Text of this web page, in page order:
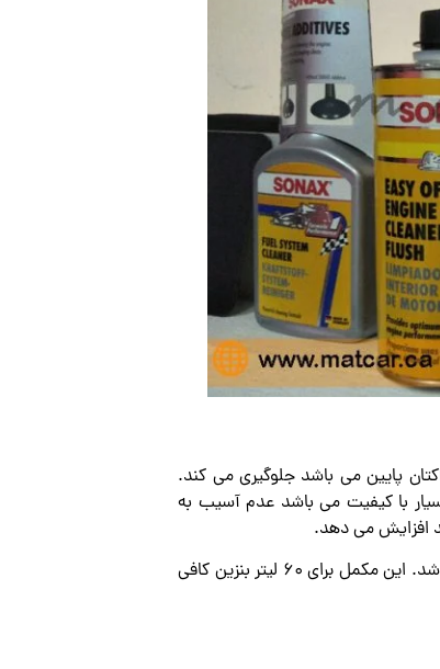
پایین می باشد جلوگیری می کند.
با کیفیت می باشد عدم آسیب به
داری استاندارد تایید شده اتحادیه اروپا می باشد. این مکمل برای 60 لیتر بنزین کافی